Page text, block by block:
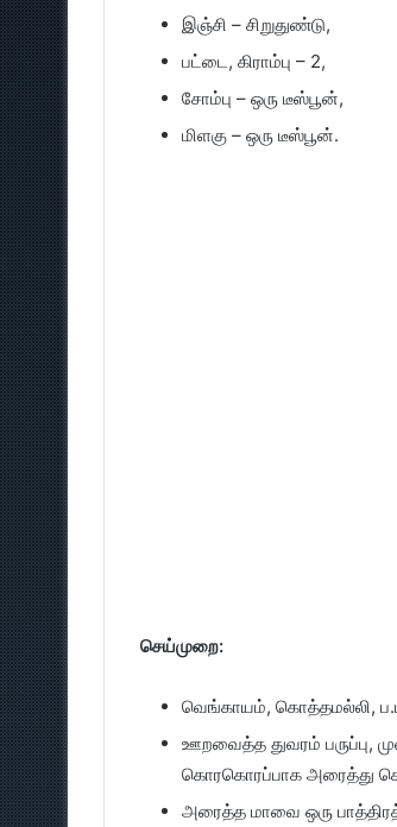
இஞ்சி – சிறுதுண்டு,
பட்டை, கிராம்பு – 2,
சோம்பு – ஒரு டீஸ்பூன்,
மிளகு – ஒரு டீஸ்பூன்.
செய்முறை:
வெங்காயம், கொத்தமல்லி,
ஊறவைத்த துவரம் பருப்பு,
கொரகொரப்பாக அரைத்து
அரைத்த மாவை ஒரு